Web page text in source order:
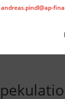
andreas.pindl@ap-